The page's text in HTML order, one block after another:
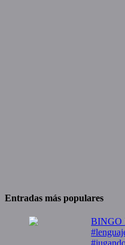
Entradas más populares
BINGO